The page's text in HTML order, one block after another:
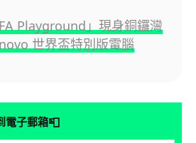
Playground」現身銅鑼灣
世界盃特別版電腦
電子郵箱📮